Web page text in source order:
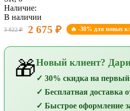
Наличие:
В наличии
3 822 ₽ 2 675 ₽ 🔥 -30% для новых
🎁Новый клиент?
✓ 30% скидка на
✓ Бесплатная доставка
✓ Быстрое оформление